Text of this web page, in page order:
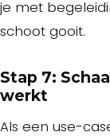
je met
schoot gooit.
Stap 7:
werkt
Als een use-